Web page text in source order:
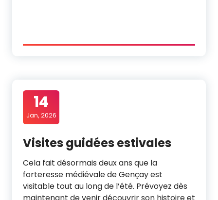
14
Jan, 2026
Visites guidées estivales
Cela fait désormais deux ans que la
forteresse médiévale de Gençay est
visitable tout au long de l’été. Prévoyez dès